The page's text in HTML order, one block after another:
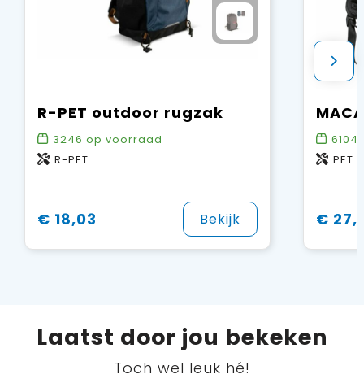
R-PET outdoor rugzak
3246 op voorraad
R-PET
€ 18,03 Bekijk
6104
PET
€
Laatst door jou bekeken
Toch wel leuk hé!